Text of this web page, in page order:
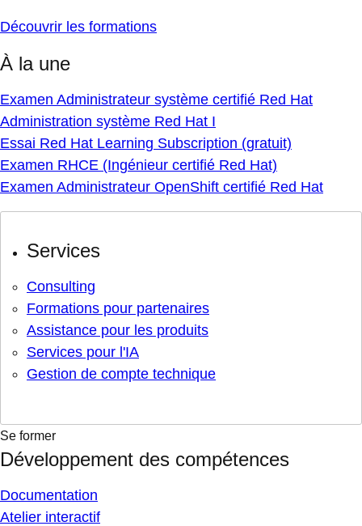
Découvrir les formations
À la une
Examen Administrateur système certifié Red Hat
Administration système Red Hat I
Essai Red Hat Learning Subscription (gratuit)
Examen RHCE (Ingénieur certifié Red Hat)
Examen Administrateur OpenShift certifié Red Hat
Services
Consulting
Formations pour partenaires
Assistance pour les produits
Services pour l'IA
Gestion de compte technique
Se former
Développement des compétences
Documentation
Atelier interactif